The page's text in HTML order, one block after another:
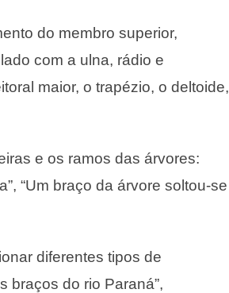
do membro superior,
com a ulna, rádio e
maior, o trapézio, o deltoide,
e os ramos das árvores:
“Um braço da árvore soltou-se
diferentes tipos de
braços do rio Paraná”,